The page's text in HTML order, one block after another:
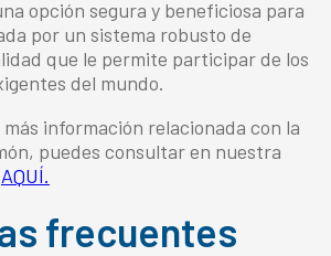
opción segura y beneficiosa para
por un sistema robusto de
que le permite participar de los
del mundo.
información relacionada con la
puedes consultar en nuestra
AQUÍ.
frecuentes